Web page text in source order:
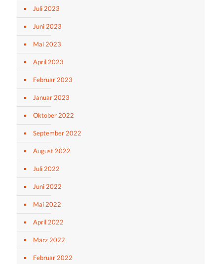
Juli 2023
Juni 2023
Mai 2023
April 2023
Februar 2023
Januar 2023
Oktober 2022
September 2022
August 2022
Juli 2022
Juni 2022
Mai 2022
April 2022
März 2022
Februar 2022